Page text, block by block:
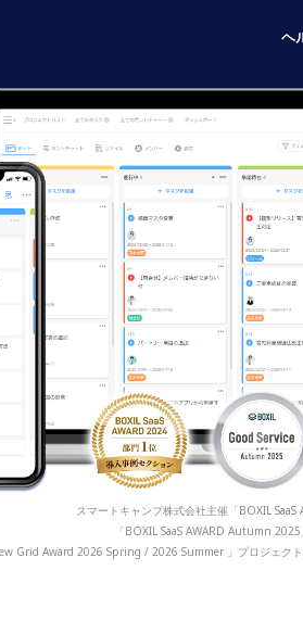
ヘ
スマートキャンプ株式会社主催「BOXIL
「BOXIL SaaS AWARD Autumn
Grid Award 2026 Spring / 2026 Summer 」プロジェク